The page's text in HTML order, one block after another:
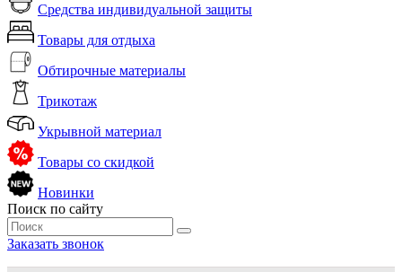
Средства индивидуальной защиты
Товары для отдыха
Обтирочные материалы
Трикотаж
Укрывной материал
Товары со скидкой
Новинки
Поиск по сайту
Заказать звонок